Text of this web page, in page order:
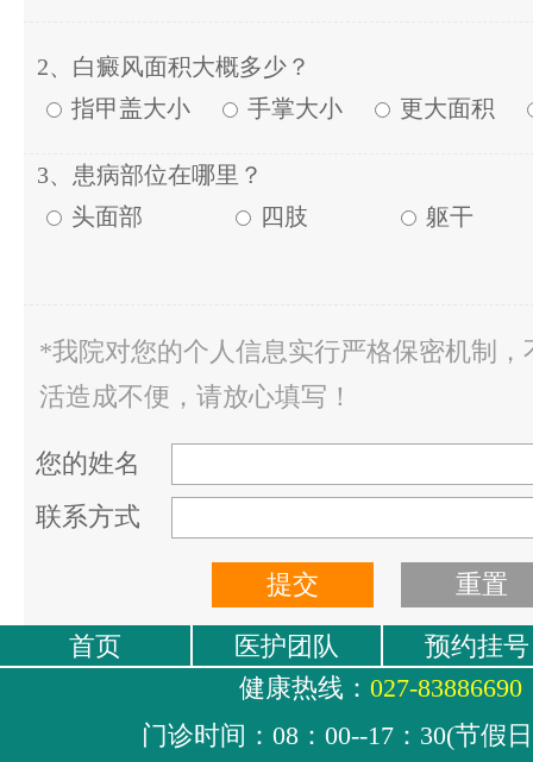
2、白癜风面积大概多少？
指甲盖大小
手掌大小 更大面积
3、患病部位在哪里？
头面部
四肢 躯干
*我院对您的个人信息实行严格保密机制，
活造成不便，请放心填写！
您的姓名
联系方式
首页 医护团队
预约挂号
健康热线： 027-83886690
门诊时间：08：00--17：30(节假